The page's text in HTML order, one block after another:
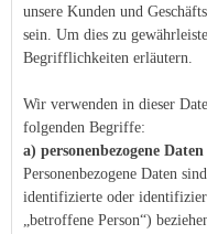
unsere Kunden und
sein. Um dies zu
Begrifflichkeiten erläutern.
Wir verwenden in dieser
folgenden Begriffe:
a) personenbezogene Daten
Personenbezogene Daten
identifizierte oder
„betroffene Person“)